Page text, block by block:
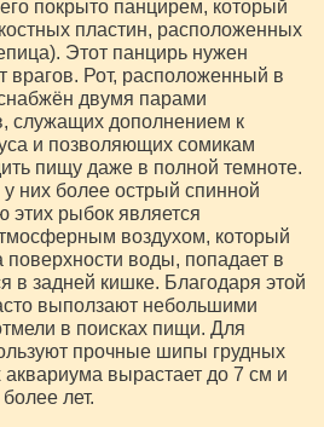
покрыто панцирем, который
пластин, расположенных
Этот панцирь нужен
врагов. Рот, расположенный в
двумя парами
служащих дополнением к
и позволяющих сомикам
пищу даже в полной темноте.
них более острый спинной
этих рыбок является
воздухом, который
поверхности воды, попадает в
в задней кишке. Благодаря этой
выползают небольшими
в поисках пищи. Для
прочные шипы грудных
вырастает до 7 см и
лет.